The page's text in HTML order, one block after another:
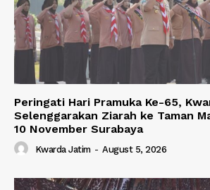
Peringati Hari Pramuka Ke-65,
Selenggarakan Ziarah ke Taman
10 November Surabaya
Kwarda Jatim - August 5, 2026